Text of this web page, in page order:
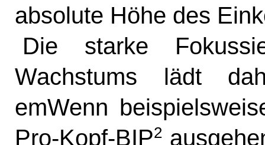
absolute Höhe des
Die starke
Wachstums lädt
emWenn
Pro-Kopf-BIP2